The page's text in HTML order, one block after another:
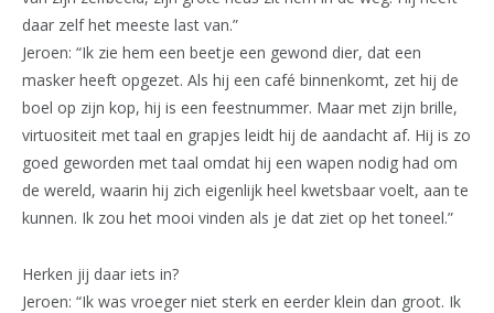
daar zelf het meeste last van.”
Jeroen: “Ik zie hem een beetje een gewond dier, dat een
masker heeft opgezet. Als hij een café binnenkomt, zet hij de
boel op zijn kop, hij is een feestnummer. Maar met zijn brille,
virtuositeit met taal en grapjes leidt hij de aandacht af. Hij is zo
goed geworden met taal omdat hij een wapen nodig had om
de wereld, waarin hij zich eigenlijk heel kwetsbaar voelt, aan te
kunnen. Ik zou het mooi vinden als je dat ziet op het toneel.”
Herken jij daar iets in?
Jeroen: “Ik was vroeger niet sterk en eerder klein dan groot. Ik